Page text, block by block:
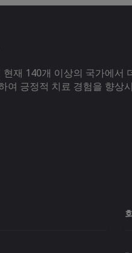
재 140개 이상의 국가에서
여 긍정적 치료 경험을 향상